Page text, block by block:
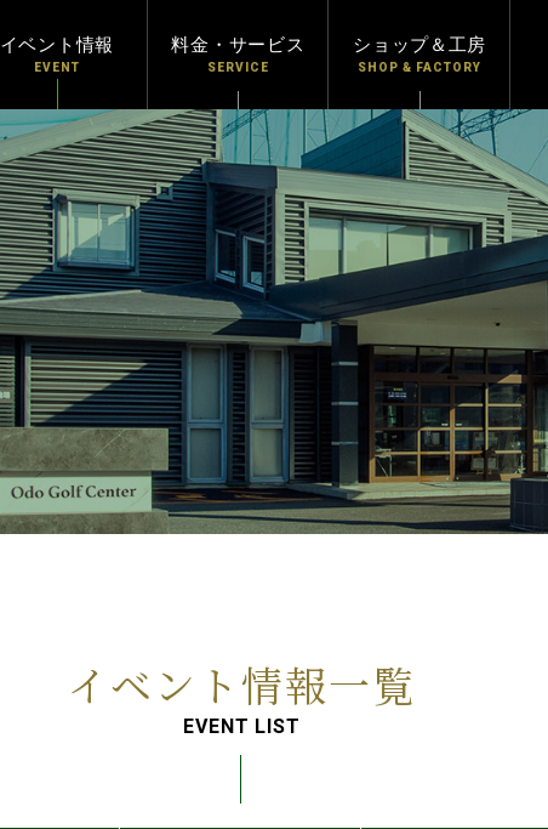
イベント情報
EVENT
料金・サービス
SERVICE
ショップ＆工房
SHOP & FACTORY
イベント情報一覧
EVENT LIST